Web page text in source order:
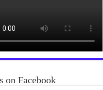
on Facebook